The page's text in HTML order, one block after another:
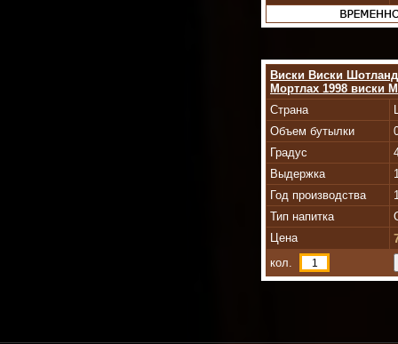
Виски Виски
Мортлах 1998 виски
Страна
Объем бутылки
Градус
Выдержка
Год производства
Тип напитка
Цена
кол.